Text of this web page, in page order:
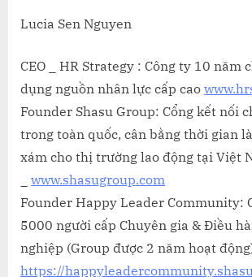
Lucia Sen Nguyen
CEO _ HR Strategy : Công ty 10 năm
dụng nguồn nhân lực cấp cao
Founder Shasu Group: Cổng kết nối
trong toàn quốc, cân bằng thời gian
xám cho thị trường lao động tại Việt
www.shasugroup.com
Founder Happy Leader Community:
5000 người cấp Chuyên gia & Điều
nghiệp (Group được 2 năm hoạt
https://